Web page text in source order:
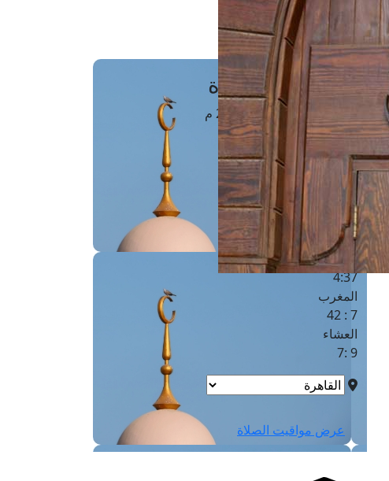
الفتوى الهاتفية
مَواقِيتُ الصَّـــلاة
القاهرة · 09 أغسطس 2026 م
4 :43
الشروق
6 :18
الظهر
1 : 0
العصر
4:37
المغرب
7 : 42
العشاء
9 :7
عرض مواقيت الصلاة